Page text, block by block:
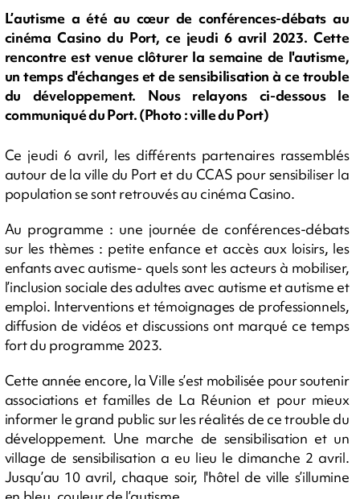
L’autisme a été au cœur de conférences-débats au
cinéma Casino du Port, ce jeudi 6 avril 2023. Cette
rencontre est venue clôturer la semaine de l'autisme,
un temps d'échanges et de sensibilisation à ce trouble
du développement. Nous relayons ci-dessous le
communiqué du Port. (Photo : ville du Port)
Ce jeudi 6 avril, les différents partenaires rassemblés
autour de la ville du Port et du CCAS pour sensibiliser la
population se sont retrouvés au cinéma Casino.
Au programme : une journée de conférences-débats
sur les thèmes : petite enfance et accès aux loisirs, les
enfants avec autisme- quels sont les acteurs à mobiliser,
l’inclusion sociale des adultes avec autisme et autisme et
emploi. Interventions et témoignages de professionnels,
diffusion de vidéos et discussions ont marqué ce temps
fort du programme 2023.
Cette année encore, la Ville s’est mobilisée pour soutenir
associations et familles de La Réunion et pour mieux
informer le grand public sur les réalités de ce trouble du
développement. Une marche de sensibilisation et un
village de sensibilisation a eu lieu le dimanche 2 avril.
Jusqu’au 10 avril, chaque soir, l'hôtel de ville s’illumine